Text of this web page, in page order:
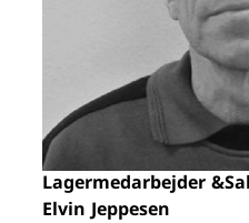
Lagermedarbejder
Elvin Jeppesen